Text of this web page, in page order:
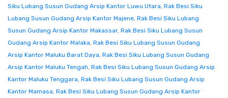
Siku Lubang Susun Gudang Arsip Kantor Luwu Utara, Rak Besi Siku
Lubang Susun Gudang Arsip Kantor Majene, Rak Besi Siku Lubang
Susun Gudang Arsip Kantor Makassar, Rak Besi Siku Lubang Susun
Gudang Arsip Kantor Malaka, Rak Besi Siku Lubang Susun Gudang
Arsip Kantor Maluku Barat Daya, Rak Besi Siku Lubang Susun Gudang
Arsip Kantor Maluku Tengah, Rak Besi Siku Lubang Susun Gudang Arsip
Kantor Maluku Tenggara, Rak Besi Siku Lubang Susun Gudang Arsip
Kantor Mamasa, Rak Besi Siku Lubang Susun Gudang Arsip Kantor